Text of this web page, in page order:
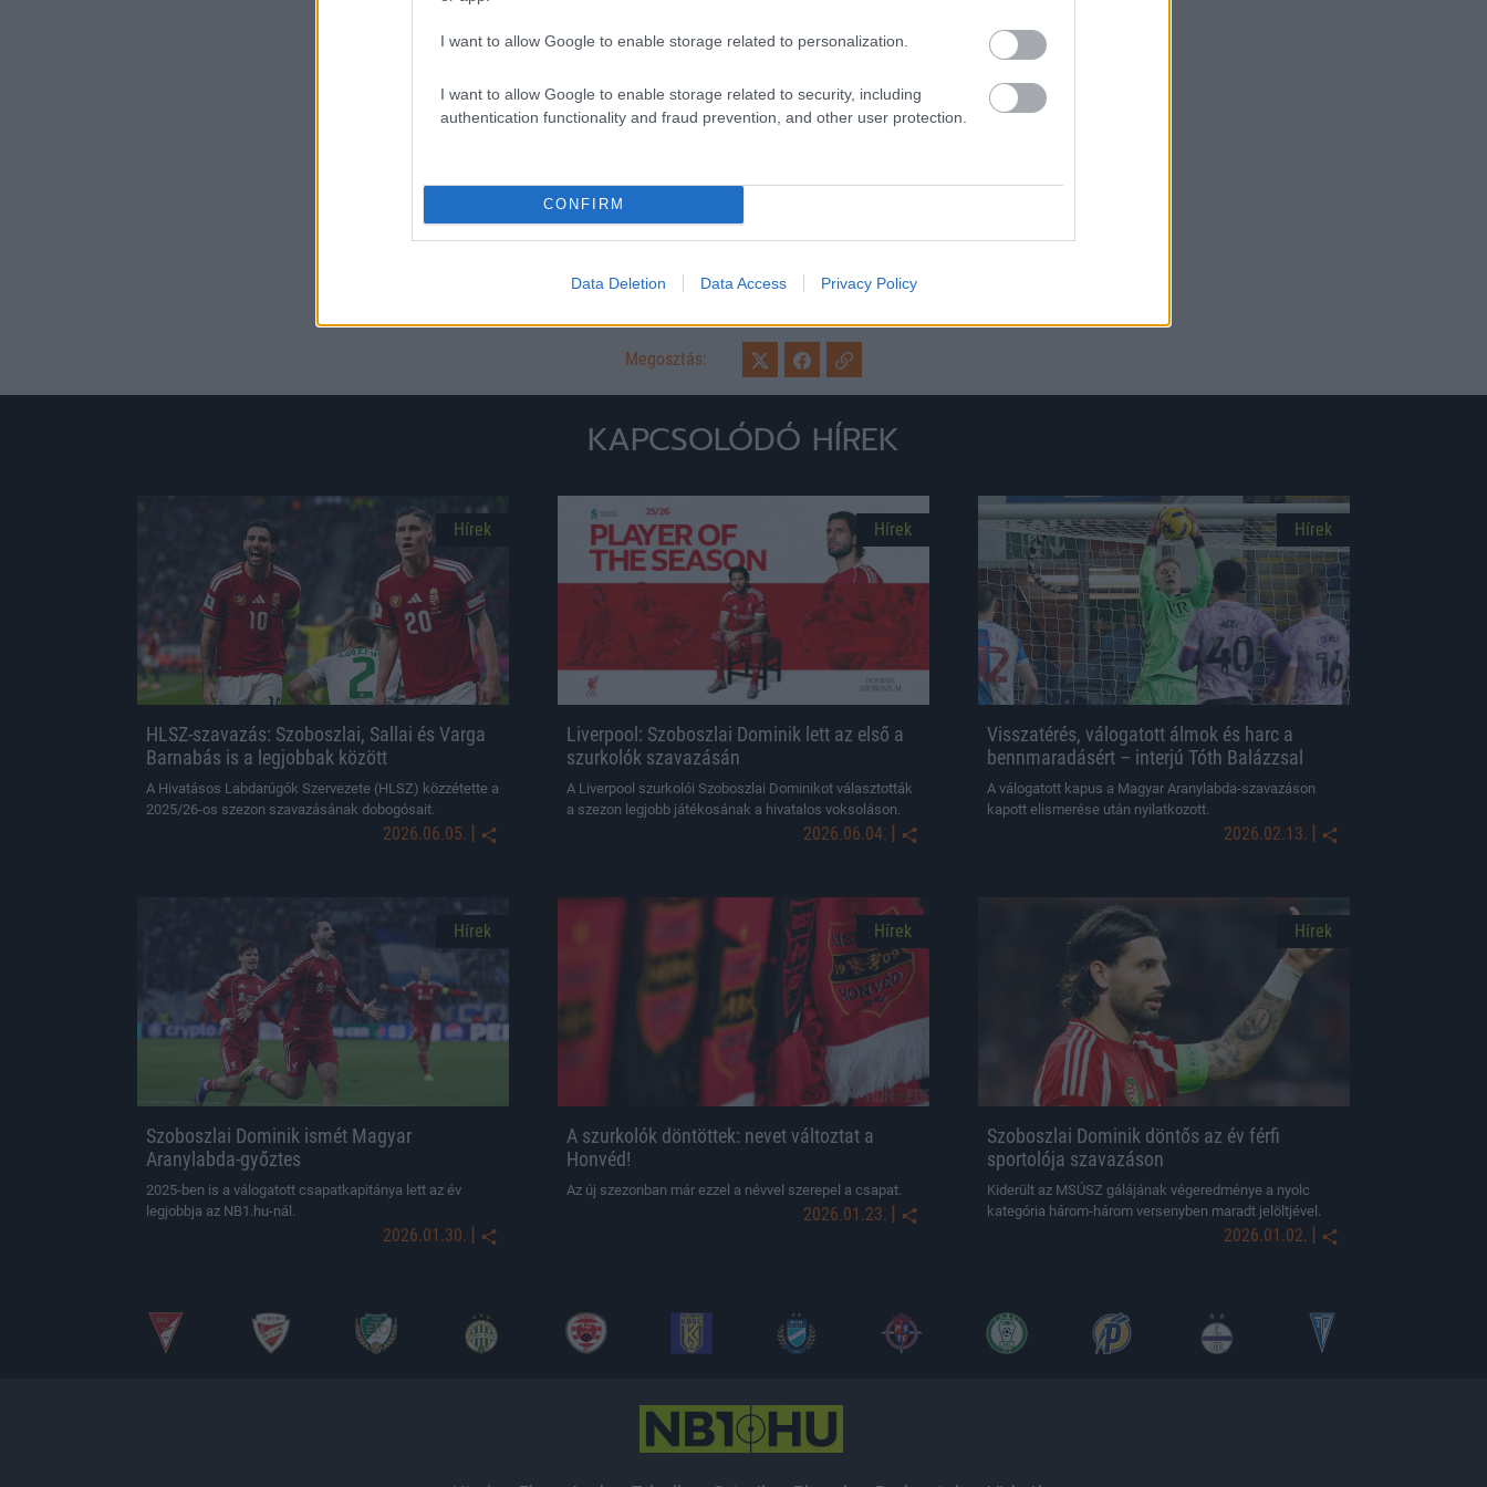
I want to allow Google to enable storage related to personalization.
I want to allow Google to enable storage related to security, including
authentication functionality and fraud prevention, and other user protection.
CONFIRM
Data Deletion Data Access Privacy Policy
0%
Megosztás:
KAPCSOLÓDÓ HÍREK
Hírek
HLSZ-szavazás: Szoboszlai, Sallai és Varga
Barnabás is a legjobbak között
A Hivatásos Labdarúgók Szervezete (HLSZ) közzétette a
2025/26-os szezon szavazásának dobogósait.
2026.06.05. |
Hírek
Liverpool: Szoboszlai Dominik lett az első a
szurkolók szavazásán
A Liverpool szurkolói Szoboszlai Dominikot választották
a szezon legjobb játékosának a hivatalos voksoláson.
2026.06.04. |
Hírek
Visszatérés, válogatott álmok és harc a
bennmaradásért – interjú Tóth Balázzsal
A válogatott kapus a Magyar Aranylabda-szavazáson
kapott elismerése után nyilatkozott.
2026.02.13. |
Hírek
Szoboszlai Dominik ismét Magyar
Aranylabda-győztes
2025-ben is a válogatott csapatkapitánya lett az év
legjobbja az NB1.hu-nál.
2026.01.30. |
Hírek
A szurkolók döntöttek: nevet változtat a
Honvéd!
Az új szezonban már ezzel a névvel szerepel a csapat.
2026.01.23. |
Hírek
Szoboszlai Dominik döntős az év férfi
sportolója szavazáson
Kiderült az MSÚSZ gálájának végeredménye a nyolc
kategória három-három versenyben maradt jelöltjével.
2026.01.02. |